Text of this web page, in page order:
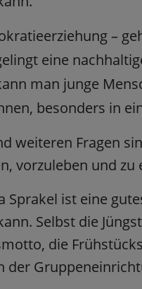
–
eine
man junge
besonders in
weiteren Fragen
vorzuleben und zu
Sprakel ist eine
Selbst die
die
der